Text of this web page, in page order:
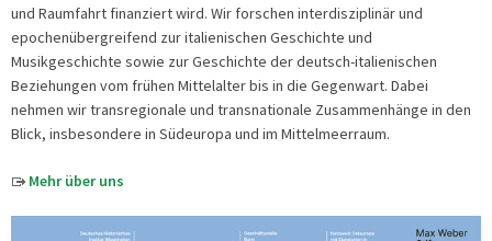
und Raumfahrt finanziert wird. Wir forschen interdisziplinär und
epochenübergreifend zur italienischen Geschichte und
Musikgeschichte sowie zur Geschichte der deutsch-italienischen
Beziehungen vom frühen Mittelalter bis in die Gegenwart. Dabei
nehmen wir transregionale und transnationale Zusammenhänge in den
Blick, insbesondere in Südeuropa und im Mittelmeerraum.
Mehr über uns